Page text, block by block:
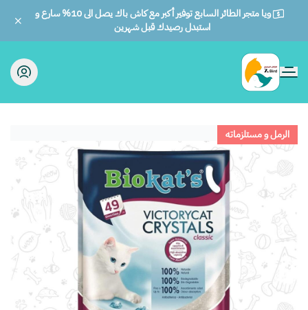
ويا متجر الطائر السابع توفير أكبر مع كاش باك يصل الى 10% سارع و
استبدل رصيدك قبل شهرين
الطائر السابع للحيوانات
الرمل و مستلزماته